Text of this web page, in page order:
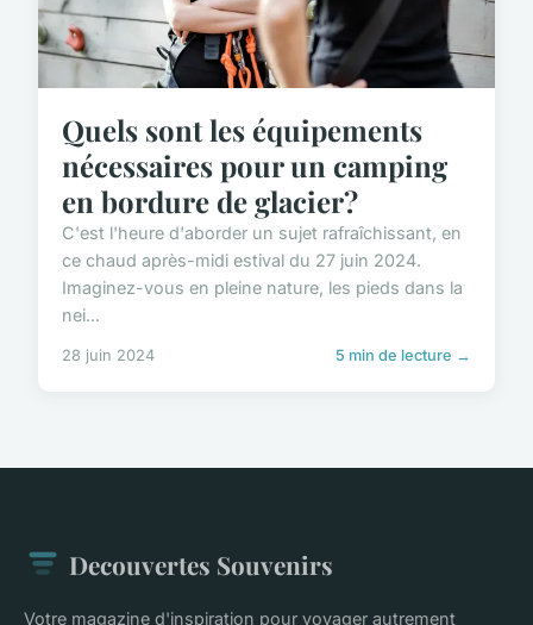
Quels sont les équipements
nécessaires pour un camping
en bordure de glacier?
C'est l'heure d'aborder un sujet rafraîchissant, en
ce chaud après-midi estival du 27 juin 2024.
Imaginez-vous en pleine nature, les pieds dans la
nei...
28 juin 2024 5 min de lecture →
Decouvertes Souvenirs
Votre magazine d'inspiration pour voyager autrement